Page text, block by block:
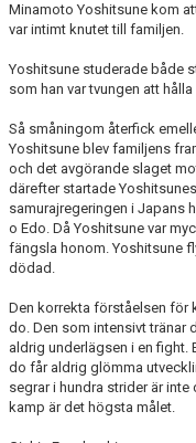
Minamoto Yoshitsune kom
var intimt knutet till familjen.
Yoshitsune studerade både
som han var tvungen att
Så småningom återfick
Yoshitsune blev familjens
och det avgörande slaget
därefter startade
samurajregeringen i Japans
o Edo. Då Yoshitsune var
fängsla honom. Yoshitsune
dödad.
Den korrekta förståelsen för
do. Den som intensivt tränar
aldrig underlägsen i en fight.
do får aldrig glömma
segrar i hundra strider är
kamp är det högsta målet.